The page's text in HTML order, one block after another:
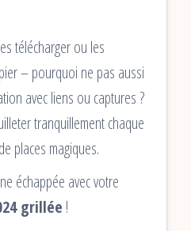
télécharger ou les
– pourquoi ne pas aussi
avec liens ou captures ?
tranquillement chaque
places magiques.
échappée avec votre
grillée !